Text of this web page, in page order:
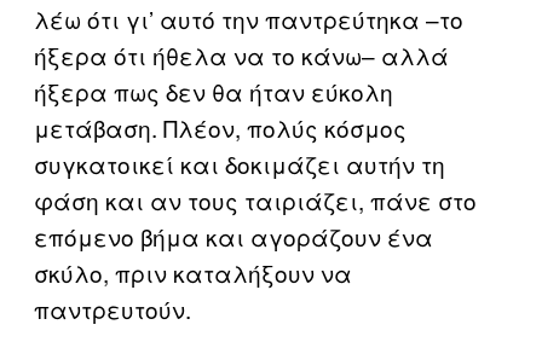
λέω ότι γι’ αυτό την παντρεύτηκα –το
ήξερα ότι ήθελα να το κάνω– αλλά
ήξερα πως δεν θα ήταν εύκολη
μετάβαση. Πλέον, πολύς κόσμος
συγκατοικεί και δοκιμάζει αυτήν τη
φάση και αν τους ταιριάζει, πάνε στο
επόμενο βήμα και αγοράζουν ένα
σκύλο, πριν καταλήξουν να
παντρευτούν.